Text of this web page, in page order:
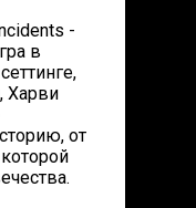
-
в
Харви
от